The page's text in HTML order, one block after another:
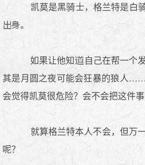
凯莫是黑骑士，格兰特是白
。
如果让他知 自己在帮一个
其是月圆之夜可能会狂暴的狼人
会觉得凯莫很危险？会不会把这件事
就算格兰特本人不会，但万
呢？